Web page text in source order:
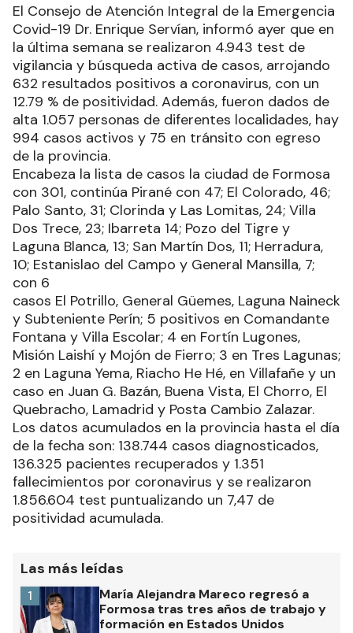
El Consejo de Atención Integral de la Emergencia
Covid-19 Dr. Enrique Servían, informó ayer que en
la última semana se realizaron 4.943 test de
vigilancia y búsqueda activa de casos, arrojando
632 resultados positivos a coronavirus, con un
12.79 % de positividad. Además, fueron dados de
alta 1.057 personas de diferentes localidades, hay
994 casos activos y 75 en tránsito con egreso
de la provincia.
Encabeza la lista de casos la ciudad de Formosa
con 301, continúa Pirané con 47; El Colorado, 46;
Palo Santo, 31; Clorinda y Las Lomitas, 24; Villa
Dos Trece, 23; Ibarreta 14; Pozo del Tigre y
Laguna Blanca, 13; San Martín Dos, 11; Herradura,
10; Estanislao del Campo y General Mansilla, 7;
con 6
casos El Potrillo, General Güemes, Laguna Naineck
y Subteniente Perín; 5 positivos en Comandante
Fontana y Villa Escolar; 4 en Fortín Lugones,
Misión Laishí y Mojón de Fierro; 3 en Tres Lagunas;
2 en Laguna Yema, Riacho He Hé, en Villafañe y un
caso en Juan G. Bazán, Buena Vista, El Chorro, El
Quebracho, Lamadrid y Posta Cambio Zalazar.
Los datos acumulados en la provincia hasta el día
de la fecha son: 138.744 casos diagnosticados,
136.325 pacientes recuperados y 1.351
fallecimientos por coronavirus y se realizaron
1.856.604 test puntualizando un 7,47 de
positividad acumulada.
Las más leídas
María Alejandra Mareco regresó a
Formosa tras tres años de trabajo y
formación en Estados Unidos
1